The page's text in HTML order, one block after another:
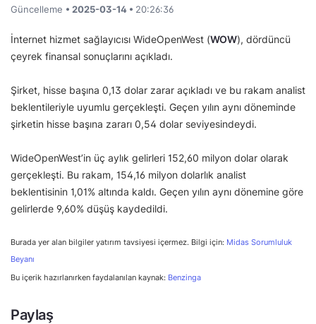
Güncelleme • 2025-03-14 • 20:26:36
İnternet hizmet sağlayıcısı WideOpenWest (WOW), dördüncü
çeyrek finansal sonuçlarını açıkladı.
Şirket, hisse başına 0,13 dolar zarar açıkladı ve bu rakam analist
beklentileriyle uyumlu gerçekleşti. Geçen yılın aynı döneminde
şirketin hisse başına zararı 0,54 dolar seviyesindeydi.
WideOpenWest’in üç aylık gelirleri 152,60 milyon dolar olarak
gerçekleşti. Bu rakam, 154,16 milyon dolarlık analist
beklentisinin 1,01% altında kaldı. Geçen yılın aynı dönemine göre
gelirlerde 9,60% düşüş kaydedildi.
Burada yer alan bilgiler yatırım tavsiyesi içermez. Bilgi için: Midas Sorumluluk
Beyanı
Bu içerik hazırlanırken faydalanılan kaynak: Benzinga
Paylaş